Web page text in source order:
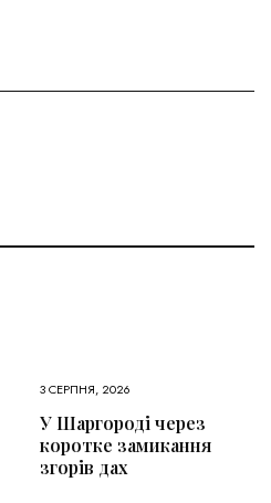
3 СЕРПНЯ, 2026
У Шаргороді через
коротке замикання
згорів дах